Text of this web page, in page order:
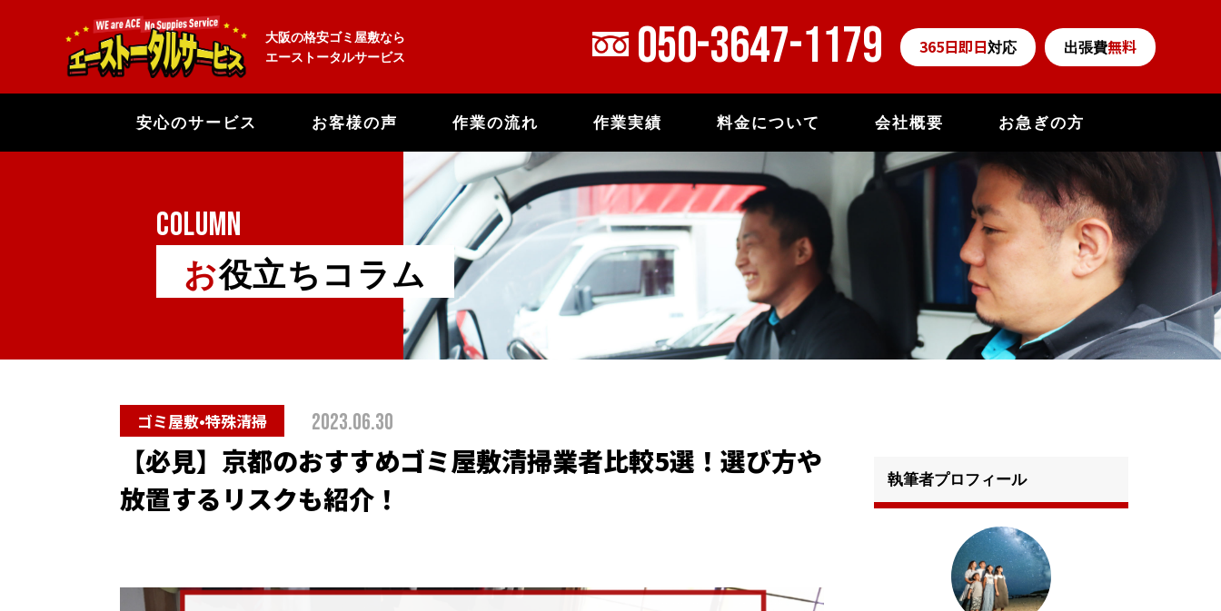
大阪の格安ゴミ屋敷なら
エーストータルサービス
050-3647-1179 365日即日対応 出張費無料
安心のサービス お客様の声 作業の流れ 作業実績 料金について 会社概要 お急ぎの方
COLUMN
お役立ちコラム
ゴミ屋敷•特殊清掃 2023.06.30
【必見】京都のおすすめゴミ屋敷清掃業者比較5選！選び方や
放置するリスクも紹介！
執筆者プロフィール